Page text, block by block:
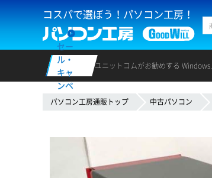
コスパで選ぼう！パソコン工房！
セー
ル・
キャ
ンペ
ーン
ユニットコムがお勧めする Windows.
パソコン工房通販トップ 中古パソコン